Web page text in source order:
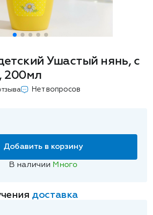
Ушастый нянь, с
200мл
Нет вопросов
Добавить в корзину
В наличии Много
доставка